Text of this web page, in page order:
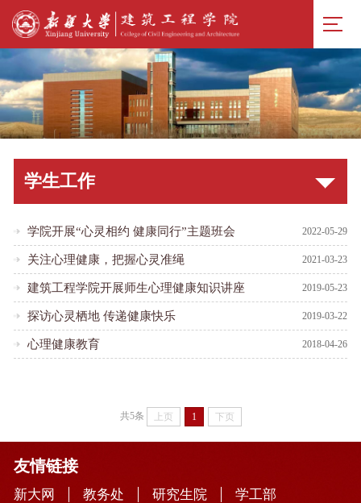
学生工作
学院开展“心灵相约 健康同行”主题班会 2022-05-29
关注心理健康，把握心灵准绳 2021-03-23
建筑工程学院开展师生心理健康知识讲座 2019-05-23
探访心灵栖地 传递健康快乐 2019-03-22
心理健康教育 2018-04-26
共5条 上页 1 下页
友情链接
新大网 教务处 研究生院
学工部